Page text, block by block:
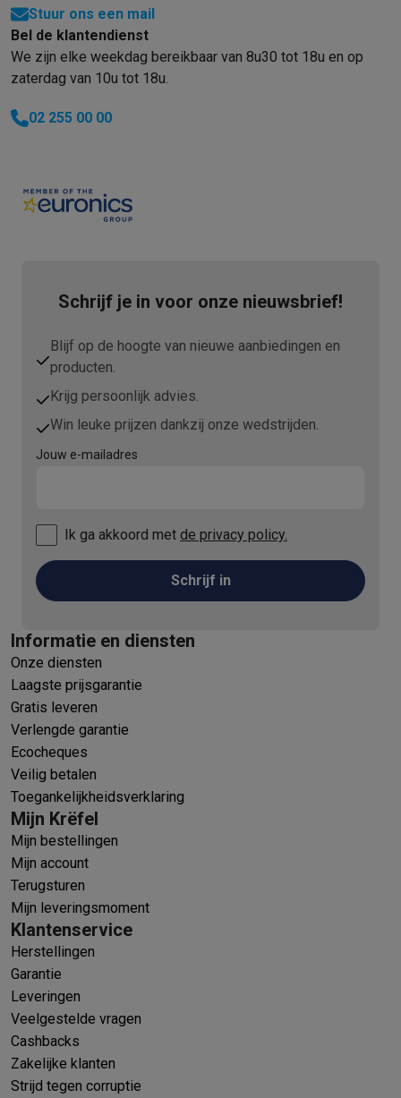
Stuur ons een mail
Bel de klantendienst
We zijn elke weekdag bereikbaar van 8u30 tot 18u en op
zaterdag van 10u tot 18u.
02 255 00 00
Schrijf je in voor onze nieuwsbrief!
Blijf op de hoogte van nieuwe aanbiedingen en
producten.
Krijg persoonlijk advies.
Win leuke prijzen dankzij onze wedstrijden.
Jouw e-mailadres
Ik ga akkoord met de privacy policy.
Schrijf in
Informatie en diensten
Onze diensten
Laagste prijsgarantie
Gratis leveren
Verlengde garantie
Ecocheques
Veilig betalen
Toegankelijkheidsverklaring
Mijn Krëfel
Mijn bestellingen
Mijn account
Terugsturen
Mijn leveringsmoment
Klantenservice
Herstellingen
Garantie
Leveringen
Veelgestelde vragen
Cashbacks
Zakelijke klanten
Strijd tegen corruptie